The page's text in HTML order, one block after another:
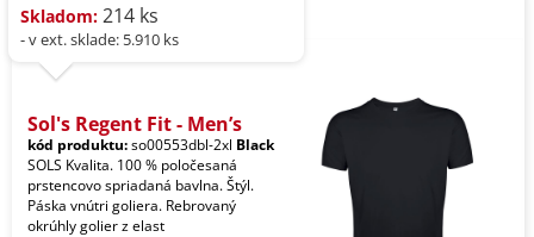
Skladom: 214 ks
- v ext. sklade: 5.910 ks
Sol's Regent Fit - Men’s
kód produktu:so00553dbl-2xl Black
SOLS Kvalita. 100 % poločesaná
prstencovo spriadaná bavlna. Štýl.
Páska vnútri goliera. Rebrovaný
okrúhly golier z elast